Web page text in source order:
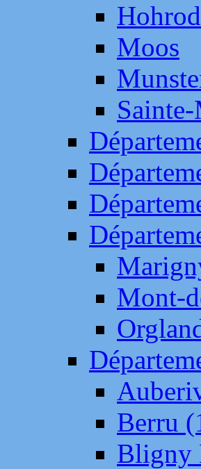
Moos
Mont-
Berru
Bligny